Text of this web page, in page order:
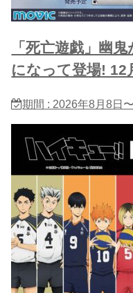
「死亡遊戯」幽
になって登場! 12
期間 : 2026年8月8日